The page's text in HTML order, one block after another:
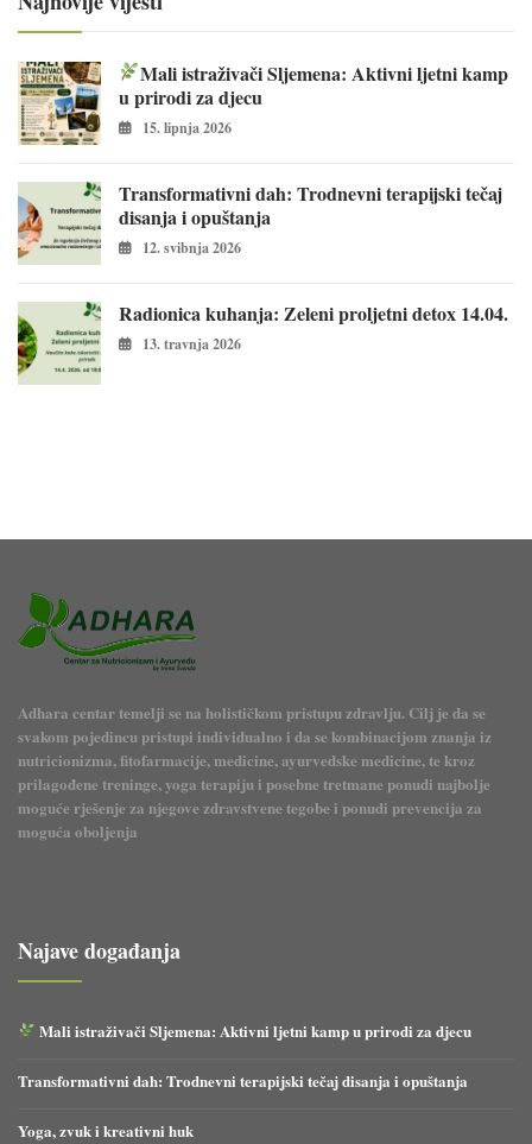
Mali istraživači Sljemena: Aktivni ljetni kamp
u prirodi za djecu
15. lipnja 2026
Transformativni dah: Trodnevni terapijski tečaj
disanja i opuštanja
12. svibnja 2026
Radionica kuhanja: Zeleni proljetni detox 14.04.
13. travnja 2026
Adhara centar temelji se na holističkom pristupu zdravlju. Cilj je da se
svakom pojedincu pristupi individualno i da se kombinacijom znanja iz
nutricionizma, fitofarmacije, medicine, ayurvedske medicine, te kroz
prilagođene treninge, yoga terapiju i posebne tretmane ponudi najbolje
moguće rješenje za njegove zdravstvene tegobe i ponudi prevencija za
moguća oboljenja
Najave događanja
Mali istraživači Sljemena: Aktivni ljetni kamp u prirodi za djecu
Transformativni dah: Trodnevni terapijski tečaj disanja i opuštanja
Yoga, zvuk i kreativni huk